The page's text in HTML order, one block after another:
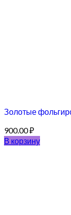
Золотые
900.00₽
В корзину